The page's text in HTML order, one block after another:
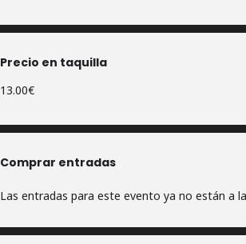
Precio en taquilla
13.00€
Comprar entradas
Las entradas para este evento ya no están a